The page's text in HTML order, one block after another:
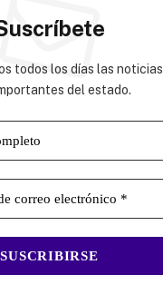
todos los días las noticias
del estado.